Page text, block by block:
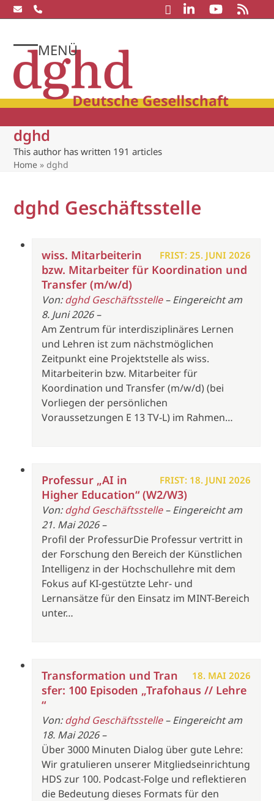
Skip
to
MENÜ
Open
mobile
menu
Close
mobile
menu
dghd
This author has written 191 articles
Home »dghd
dghd Geschäftsstelle
FRIST: 25. JUNI 2026
wiss. Mitarbeiterin
bzw. Mitarbeiter für Koordination und
Transfer (m/w/d)
Von:dghd Geschäftsstelle– Eingereicht am
8. Juni 2026 –
Am Zentrum für interdisziplinäres Lernen
und Lehren ist zum nächstmöglichen
Zeitpunkt eine Projektstelle als wiss.
Mitarbeiterin bzw. Mitarbeiter für
Koordination und Transfer (m/w/d) (bei
Vorliegen der persönlichen
Voraussetzungen E 13 TV-L) im Rahmen…
FRIST: 18. JUNI 2026
Professur „AI in
Higher Education“ (W2/W3)
Von:dghd Geschäftsstelle– Eingereicht am
21. Mai 2026 –
Profil der ProfessurDie Professur vertritt in
der Forschung den Bereich der Künstlichen
Intelligenz in der Hochschullehre mit dem
Fokus auf KI-gestützte Lehr- und
Lernansätze für den Einsatz im MINT-Bereich
unter…
18. MAI 2026
Transformation und Tran
sfer: 100 Episoden „Trafohaus // Lehre
“
Von:dghd Geschäftsstelle– Eingereicht am
18. Mai 2026 –
Über 3000 Minuten Dialog über gute Lehre:
Wir gratulieren unserer Mitgliedseinrichtung
HDS zur 100. Podcast-Folge und reflektieren
die Bedeutung dieses Formats für den